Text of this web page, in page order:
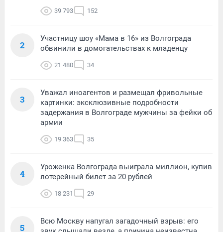
39 793 152
2
Участницу шоу «Мама в 16» из Волгограда
обвинили в домогательствах к младенцу
21 480 34
3
Уважал иноагентов и размещал фривольные
картинки: эксклюзивные подробности
задержания в Волгограде мужчины за фейки об
армии
19 363 35
4
Уроженка Волгограда выиграла миллион, купив
лотерейный билет за 20 рублей
18 231 29
5
Всю Москву напугал загадочный взрыв: его